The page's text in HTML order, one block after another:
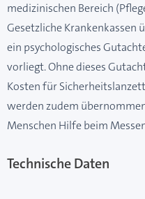
medizinischen Bereich
Gesetzliche Krankenkassen
ein psychologisches
vorliegt. Ohne dieses
Kosten für
werden zudem
Menschen Hilfe beim
Technische Daten